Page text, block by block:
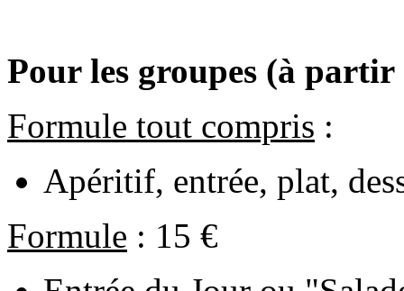
Pour les groupes (à partir
Formule tout compris :
Apéritif, entrée, plat,
Formule : 15 €